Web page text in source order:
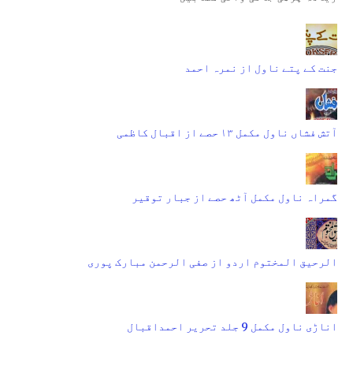
جنت کے پتے ناول از نمرہ احمد
آتش فشاں ناول مکمل ۱۳ حصے از اقبال کاظمی
گمراہ ناول مکمل آٹھ حصے از جبار توقیر
الرحیق المختوم اردو از صفی الرحمن مبارک پوری
اناڑی ناول مکمل 9 جلد تحریر احمداقبال